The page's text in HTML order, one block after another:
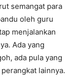
semangat para
oleh guru
menjalankan
Ada yang
ada pula yang
lainnya.